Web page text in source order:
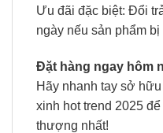
Ưu đãi đặc biệt: Đổi
ngày nếu sản phẩm
Đặt hàng ngay hôm
Hãy nhanh tay sở
xinh hot trend 2025
thượng nhất!